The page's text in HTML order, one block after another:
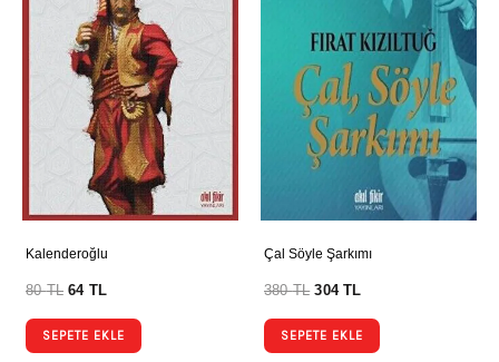
Kalenderoğlu
80TL 64 TL
SEPETE EKLE
Çal Söyle Şarkımı
380TL 304TL
SEPETE EKLE